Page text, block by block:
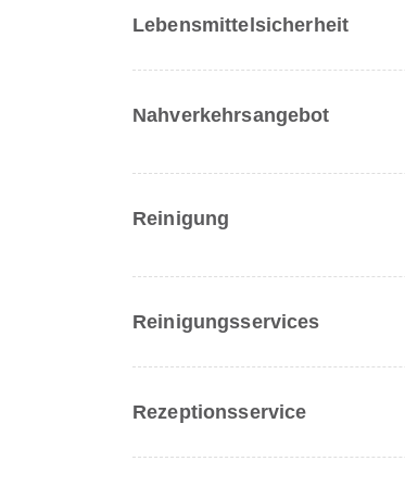
Lebensmittelsicherheit
Nahverkehrsangebot
Reinigung
Reinigungsservices
Rezeptionsservice